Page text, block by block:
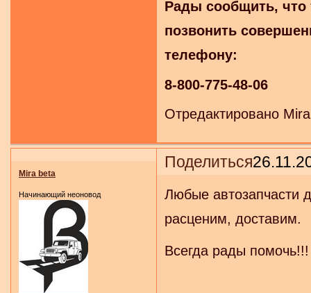
Рады сообщить, что
позвонить
телефону:
8-800-775-48-06
Отредактировано
Поделиться
Mira beta
Начинающий неоновод
Любые автозапчасти
расценим, доставим.
Всегда рады помочь!!!